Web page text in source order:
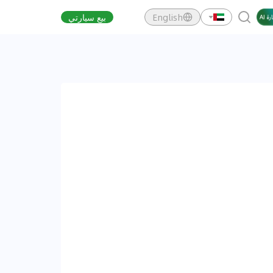
English بيع سيارتي